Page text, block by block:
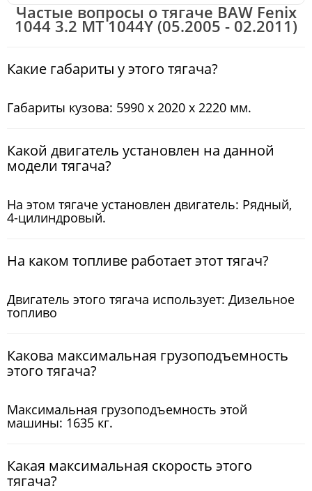
Частые вопросы о тягаче BAW Fenix
1044 3.2 MT 1044Y (05.2005 - 02.2011)
Какие габариты у этого тягача?
Габариты кузова: 5990 x 2020 x 2220 мм.
Какой двигатель установлен на данной
модели тягача?
На этом тягаче установлен двигатель: Рядный,
4-цилиндровый.
На каком топливе работает этот тягач?
Двигатель этого тягача использует: Дизельное
топливо
Какова максимальная грузоподъемность
этого тягача?
Максимальная грузоподъемность этой
машины: 1635 кг.
Какая максимальная скорость этого
тягача?